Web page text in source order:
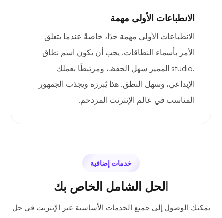
الانطباعات الأولى مهمة
الانطباعات الأولى مهمة جدًا، خاصةً عندما يتعلق
الأمر بأسماء النطاقات. يجب أن يكون اسم نطاق
.studio المميز سهل الحفظ، ومرتبطًا بعملك
الإبداعي، وسهل النطق. هذا يُبرزه ويجذب الجمهور
المناسب في عالم الإنترنت المزدحم.
خدمات إضافية
الحل الشامل الخاص بك
يمكنك الوصول إلى جميع الخدمات الأساسية عبر الإنترنت في حل